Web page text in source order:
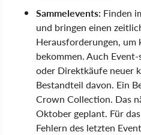
Sammelevents: Finden
und bringen einen
Herausforderungen, um
bekommen. Auch
oder Direktkäufe neuer
Bestandteil davon. Ein
Crown Collection. Das
Oktober geplant. Für
Fehlern des letzten